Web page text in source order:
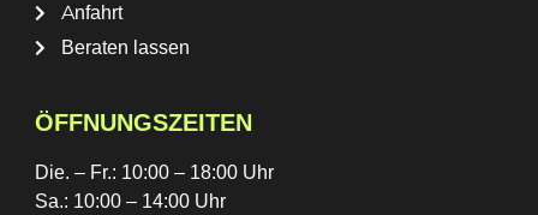
Anfahrt
Beraten lassen
ÖFFNUNGSZEITEN
Die. – Fr.: 10:00 – 18:00 Uhr
Sa.: 10:00 – 14:00 Uhr